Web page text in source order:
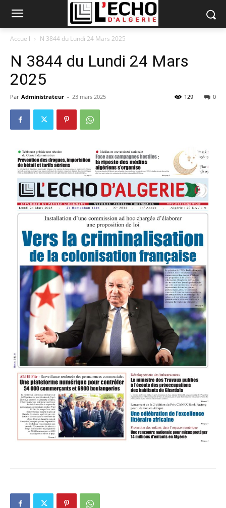
Accueil N 3844 du Lundi 24 Mars 2025
N 3844 du Lundi 24 Mars
2025
Par Administrateur - 23 mars 2025 0
129